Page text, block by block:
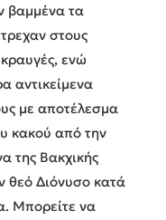
βαμμένα τα
στους
ενώ
αντικείμενα
με αποτέλεσμα
κακού από την
της Βακχικής
θεό Διόνυσο κατά
Μπορείτε να